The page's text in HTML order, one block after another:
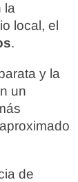
la
local, el
.
y la
un
de